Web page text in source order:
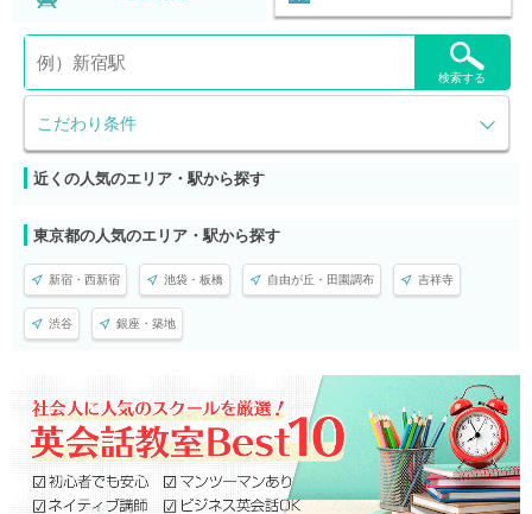
こだわり条件
検索する
近くの人気のエリア・駅から探す
東京都の人気のエリア・駅から探す
新宿・西新宿 池袋・板橋 自由が丘・田園調布 吉祥寺
渋谷 銀座・築地